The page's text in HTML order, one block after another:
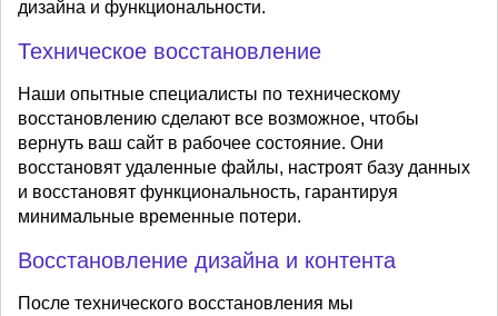
дизайна и функциональности.
Техническое восстановление
Наши опытные специалисты по техническому
восстановлению сделают все возможное, чтобы
вернуть ваш сайт в рабочее состояние. Они
восстановят удаленные файлы, настроят базу данных
и восстановят функциональность, гарантируя
минимальные временные потери.
Восстановление дизайна и контента
После технического восстановления мы